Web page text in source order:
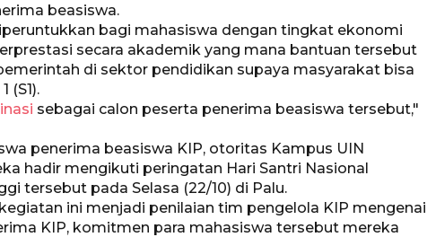
beasiswa.
bagi mahasiswa dengan tingkat ekonomi
secara akademik yang mana bantuan tersebut
di sektor pendidikan supaya masyarakat bisa
(S1).
sebagai calon peserta penerima beasiswa tersebut,"
penerima beasiswa KIP, otoritas Kampus UIN
hadir mengikuti peringatan Hari Santri Nasional
tersebut pada Selasa (22/10) di Palu.
ini menjadi penilaian tim pengelola KIP mengenai
KIP, komitmen para mahasiswa tersebut mereka